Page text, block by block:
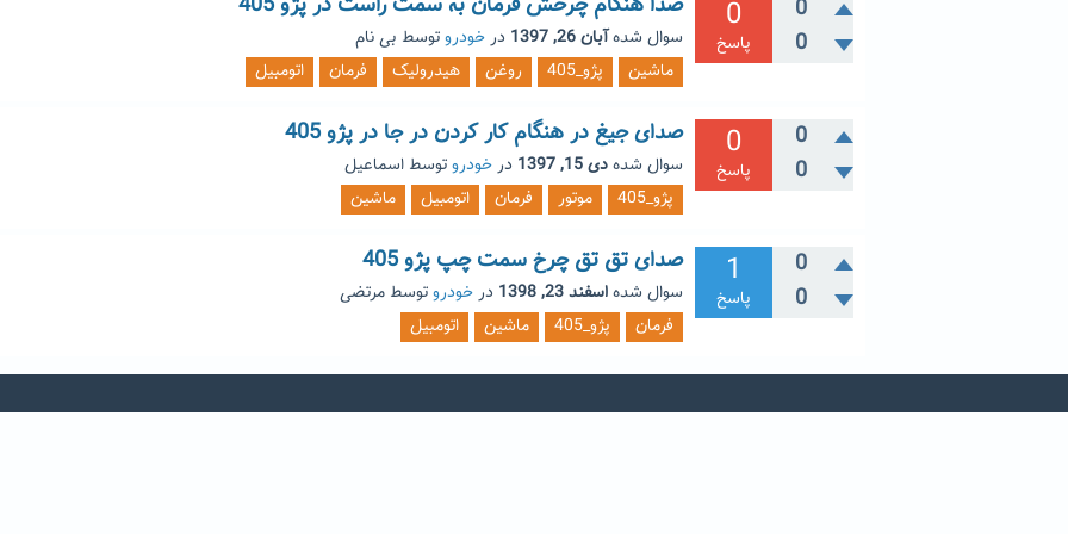
0
0
0
پاسخ سوال شدهآبان 26, 1397 درخودروتوسط بی نام
ماشین
پژو_405 روغن هیدرولیک فرمان اتومبیل
0
0
0
پاسخ
صدای جیغ در هنگام کار کردن در جا در پژو 405
سوال شدهدی 15, 1397 درخودروتوسط اسماعیل
پژو_405
موتور فرمان اتومبیل ماشین
0
0
1
پاسخ
صدای تق تق چرخ سمت چپ پژو 405
سوال شدهاسفند 23, 1398 درخودروتوسط مرتضی
فرمان
پژو_405 ماشین اتومبیل